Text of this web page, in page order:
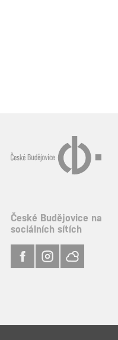
České Budějovice na
sociálních sítích